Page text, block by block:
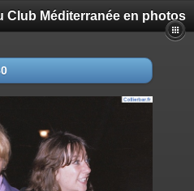
Club Méditerranée en photos